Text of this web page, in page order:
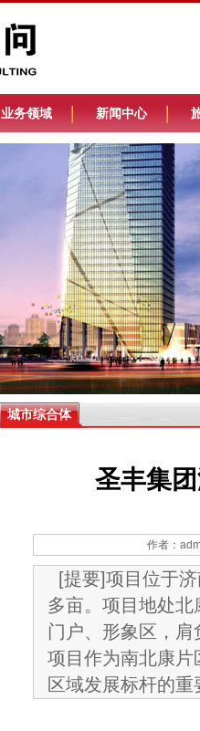
业务领域 新闻中心
城市综合体
圣丰集
作者：
[提要]项目位于
多亩。项目地处
门户、形象区，
项目作为南北康
区域发展标杆的重